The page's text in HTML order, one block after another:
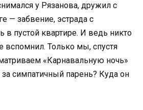
у Рязанова, дружил с
— забвение, эстрада с
в пустой квартире. И ведь никто
вспомнил. Только мы, спустя
«Карнавальную ночь»
за симпатичный парень? Куда он